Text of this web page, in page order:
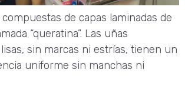
de capas laminadas de
“queratina”. Las uñas
sin marcas ni estrías, tienen un
uniforme sin manchas ni